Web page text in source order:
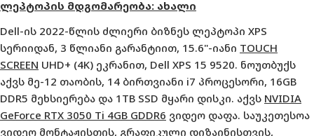
ლეპტოპის მდგომარეობა: ახალი
Dell-ის 2022-წლის ძლიერი ბიზნეს ლეპტოპი XPS
სერიიდან, 3 წლიანი გარანტიით, 15.6"-იანი TOUCH
SCREEN UHD+ (4K) ეკრანით, Dell XPS 15 9520. ნოუთბუქს
აქვს მე-12 თაობის, 14 ბირთვიანი i7 პროცესორი, 16GB
DDR5 მეხსიერება და 1TB SSD მყარი დისკი. აქვს NVIDIA
GeForce RTX 3050 Ti 4GB GDDR6 ვიდეო დაფა. საუკეთესოა
ვიდეო მონტაჟისთის, გრაფიკული დიზაინისთვის,